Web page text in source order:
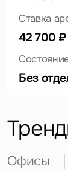
Ставка
42 700 ₽
Без
Офисы
Жалоба
Это
Это